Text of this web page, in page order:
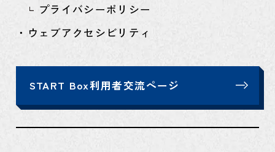
プライバシーポリシー
・ウェブアクセシビリティ
START Box利用者交流ページ